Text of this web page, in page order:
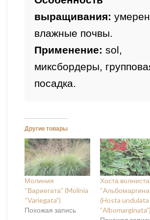
выращивания:
влажные почвы.
Применение: sol,
миксбордеры,
посадка.
Другие товары
Молиния
“Вариегата” (Molinia
“Variegata”)
Похожая запись
Хоста
(Hosta undulata
“Albomarginata”)